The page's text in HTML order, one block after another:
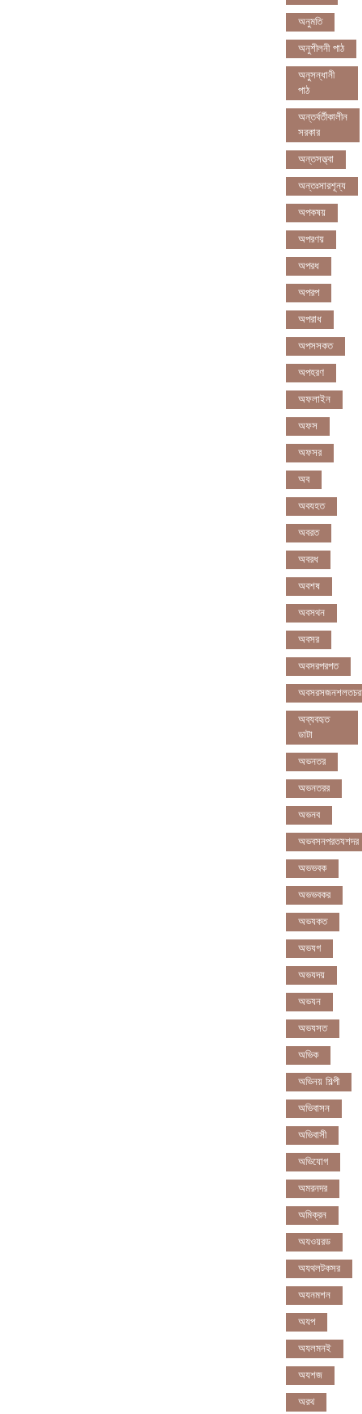
অনুমতি
অনুশীলনী পাঠ
অনুসন্ধানী
পাঠ
অন্তর্বর্তীকালীন
সরকার
অন্তসত্ত্বা
অন্তঃসারশূন্য
অপকষয়
অপরণয়
অপরধ
অপরপ
অপরাধ
অপসসকত
অপহরণ
অফলাইন
অফস
অফসর
অব
অবযহত
অবরত
অবরধ
অবশষ
অবসথন
অবসর
অবসরপরপত
অব্যবহৃত
ডাটা
অভনতর
অভনতরর
অভনব
অভবসনপরতযশদর
অভভবক
অভভবকর
অভযকত
অভযগ
অভযদয়
অভযন
অভযসত
অভিক
অভিনয় শিল্পী
অভিবাসন
অভিবাসী
অভিযোগ
অমরনদর
অমিক্রন
অযওয়রড
অযথলটকসর
অযনমশন
অযপ
অযলমনই
অযশজ
অরথ